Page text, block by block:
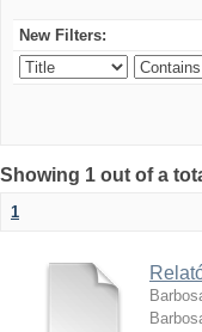
New Filters:
Showing 1 out of a
1